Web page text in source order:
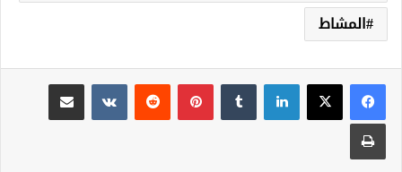
المشاط
لينكدإن بينتيريست